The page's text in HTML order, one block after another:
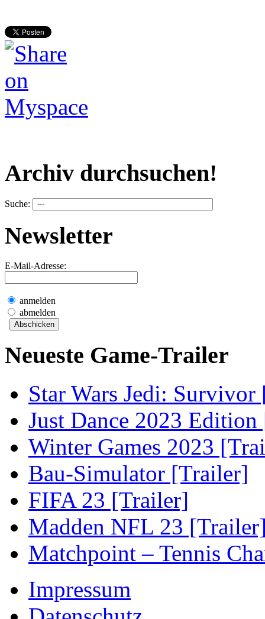
Archiv durchsuchen!
Suche:
Newsletter
E-Mail-Adresse:
anmelden
abmelden
Neueste Game-Trailer
Star Wars Jedi:
Just Dance 2023
Winter Games 2023
Bau-Simulator [Trailer]
FIFA 23 [Trailer]
Madden NFL 23
Matchpoint – Tennis
Impressum